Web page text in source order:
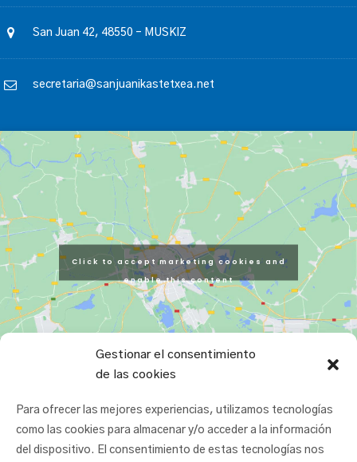
Gestionar el consentimiento
de las cookies
Para ofrecer las mejores experiencias, utilizamos tecnologías
como las cookies para almacenar y/o acceder a la información
del dispositivo. El consentimiento de estas tecnologías nos
San Juan 42, 48550 – MUSKIZ
secretaria@sanjuanikastetxea.net
Click to accept marketing cookies and
enable this content